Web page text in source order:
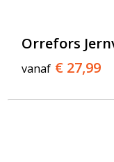
Orrefors
vanaf € 27,99